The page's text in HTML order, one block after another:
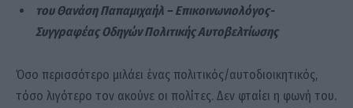
του Θανάση Παπαμιχαήλ – Επικοινωνιολόγος-
Συγγραφέας Οδηγών Πολιτικής Αυτοβελτίωσης
Όσο περισσότερο μιλάει ένας πολιτικός/αυτοδιοικητικός,
τόσο λιγότερο τον ακούνε οι πολίτες. Δεν φταίει η φωνή του.